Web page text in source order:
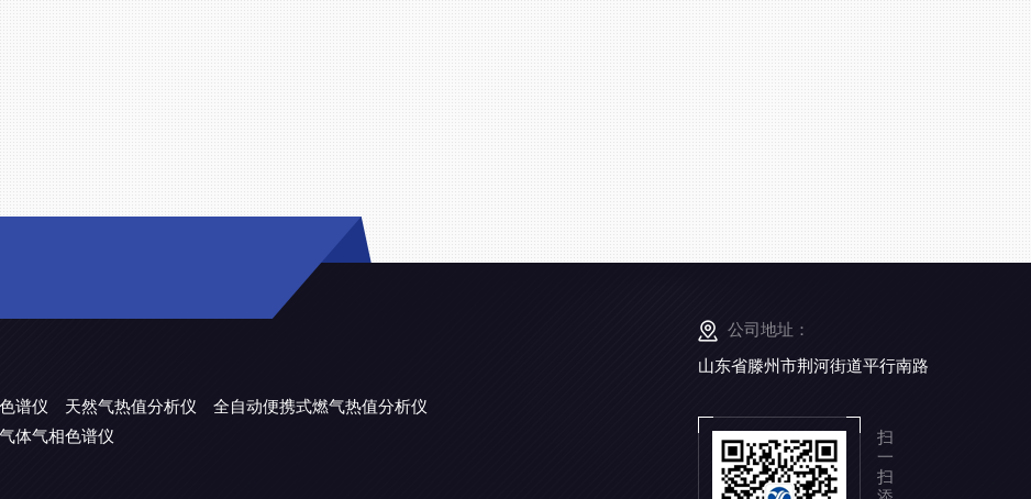
谱仪 天然气热值分析仪
全自动便携式燃气热值分析仪
体气相色谱仪
公司地址：
山东省滕州市荆河街道平行南路
扫
一
扫